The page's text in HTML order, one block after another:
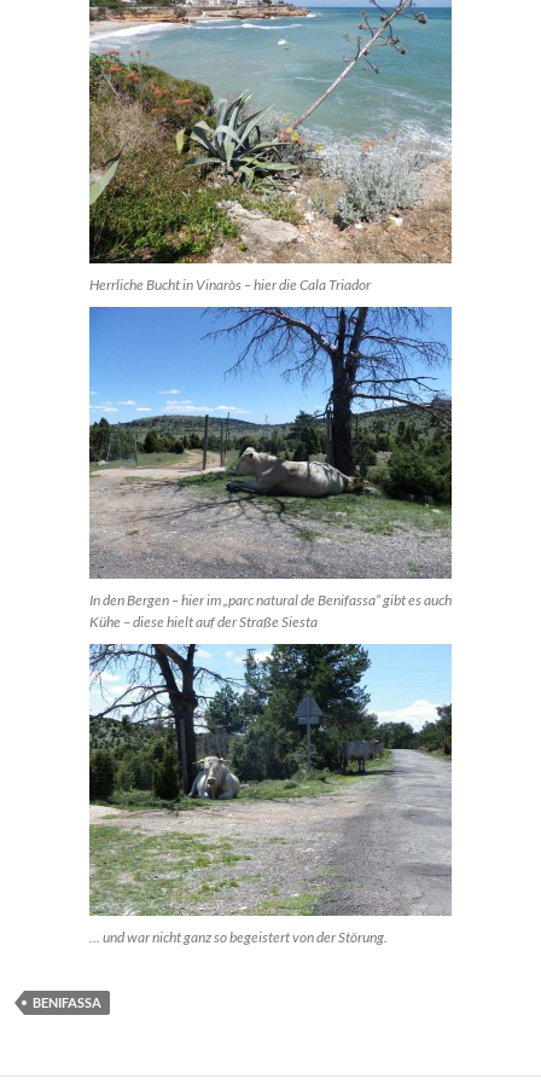
Herrliche Bucht in Vinaròs – hier die Cala Triador
In den Bergen – hier im „parc natural de Benifassa“ gibt es auch
Kühe – diese hielt auf der Straße Siesta
… und war nicht ganz so begeistert von der Störung.
BENIFASSA